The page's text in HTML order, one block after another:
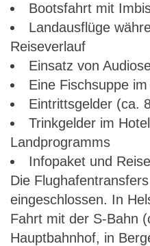
Bootsfahrt mit
Landausflüge
Reiseverlauf
Einsatz von
Eine Fischsuppe
Eintrittsgelder (ca.
Trinkgelder im
Landprogramms
Infopaket und
Die
eingeschlossen. In
Fahrt mit der S-Bahn
Hauptbahnhof, in